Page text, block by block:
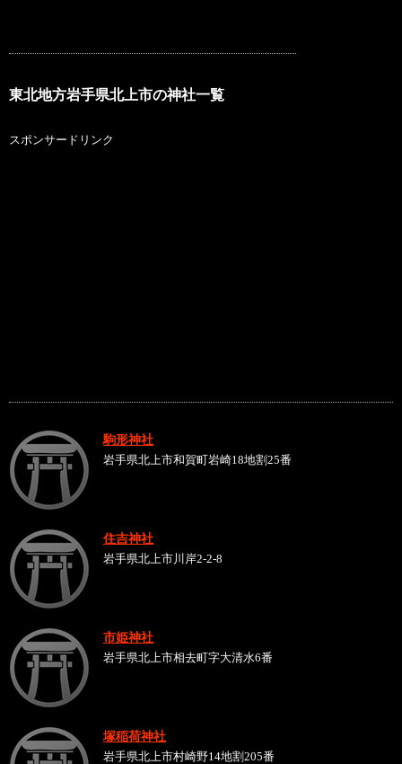
東北地方岩手県北上市の神社一覧
スポンサードリンク
駒形神社
岩手県北上市和賀町岩崎18地割25番
住吉神社
岩手県北上市川岸2-2-8
市姫神社
岩手県北上市相去町字大清水6番
塚稲荷神社
岩手県北上市村崎野14地割205番